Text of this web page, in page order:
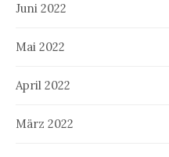
Juni 2022
Mai 2022
April 2022
März 2022